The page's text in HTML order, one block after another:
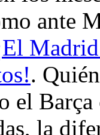
ante
.
el
la